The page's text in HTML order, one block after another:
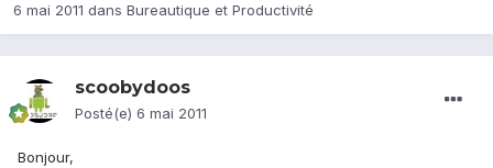
6 mai 2011 dans Bureautique et Productivité
scoobydoos
Posté(e) 6 mai 2011
Bonjour,